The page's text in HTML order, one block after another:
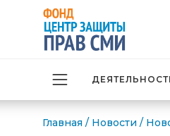
Главная / Новости /